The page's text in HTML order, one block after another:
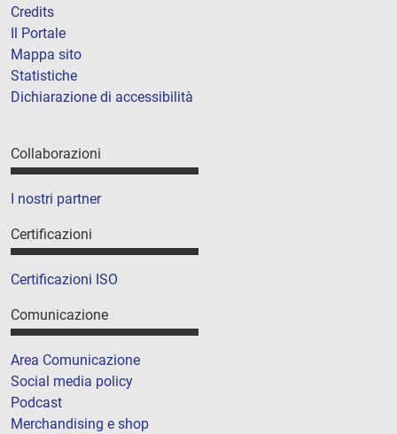
Credits
Il Portale
Mappa sito
Statistiche
Dichiarazione di accessibilità
Collaborazioni
I nostri partner
Certificazioni
Certificazioni ISO
Comunicazione
Area Comunicazione
Social media policy
Podcast
Merchandising e shop